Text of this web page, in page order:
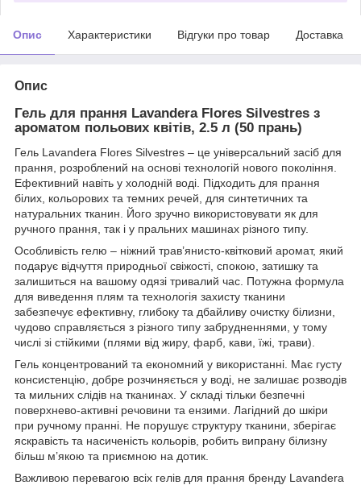
Опис Характеристики Відгуки про товар Доставка
Опис
Гель для прання Lavandera Flores Silvestres з
ароматом польових квітів, 2.5 л (50 прань)
Гель Lavandera Flores Silvestres – це універсальний засіб для
прання, розроблений на основі технологій нового покоління.
Ефективний навіть у холодній воді. Підходить для прання
білих, кольорових та темних речей, для синтетичних та
натуральних тканин. Його зручно використовувати як для
ручного прання, так і у пральних машинах різного типу.
Особливість гелю – ніжний трав’янисто-квітковий аромат, який
подарує відчуття природньої свіжості, спокою, затишку та
залишиться на вашому одязі тривалий час. Потужна формула
для виведення плям та технологія захисту тканини
забезпечує ефективну, глибоку та дбайливу очистку білизни,
чудово справляється з різного типу забрудненнями, у тому
числі зі стійкими (плями від жиру, фарб, кави, їжі, трави).
Гель концентрований та економний у використанні. Має густу
консистенцію, добре розчиняється у воді, не залишає розводів
та мильних слідів на тканинах. У складі тільки безпечні
поверхнево-активні речовини та ензими. Лагідний до шкіри
при ручному пранні. Не порушує структуру тканини, зберігає
яскравість та насиченість кольорів, робить випрану білизну
більш м’якою та приємною на дотик.
Важливою перевагою всіх гелів для прання бренду Lavandera